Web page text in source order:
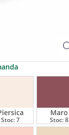
Stoc:7
Maro
Stoc:8